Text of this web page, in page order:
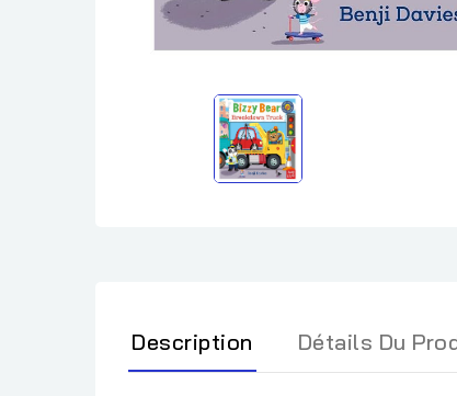
Description Détails Du